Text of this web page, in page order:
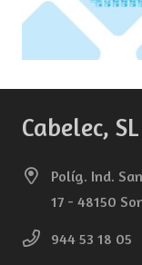
Cabelec, SL
Políg. Ind.
17 - 48150
944 53 18 05